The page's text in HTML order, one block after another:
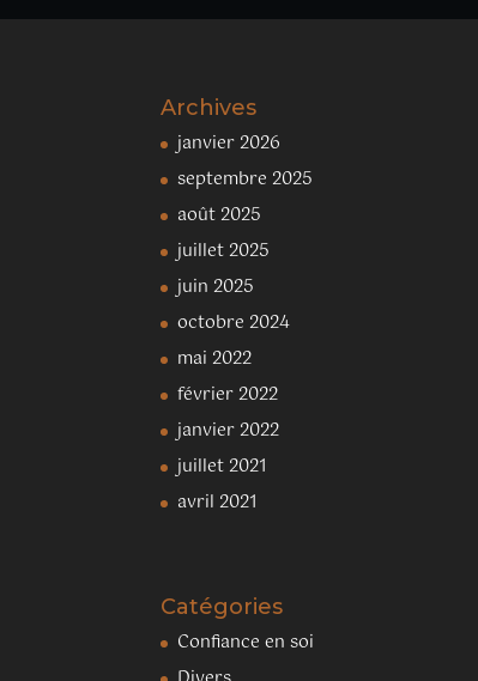
Archives
janvier 2026
septembre 2025
août 2025
juillet 2025
juin 2025
octobre 2024
mai 2022
février 2022
janvier 2022
juillet 2021
avril 2021
Catégories
Confiance en soi